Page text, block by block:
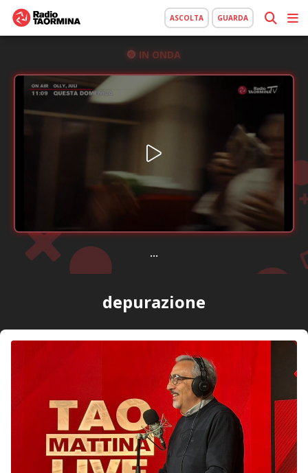
ASCOLTA GUARDA
IN ONDA
...
depurazione